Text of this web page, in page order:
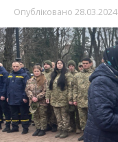
Опубліковано 28.03.2024